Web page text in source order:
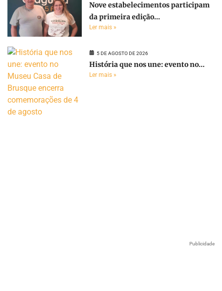
Nove estabelecimentos participam
da primeira edição...
Ler mais »
5 DE AGOSTO DE 2026
História que nos une: evento no...
Ler mais »
Publicidade